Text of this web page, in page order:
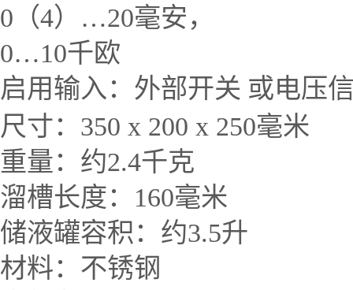
0 （4）…20毫安，
0…10千欧
启用输入：外部开关 或电压
尺寸： 350 x 200 x 250毫米
重量：约2.4千克
溜槽长度： 160毫米
储液罐容积：约3.5升
材料：不锈钢